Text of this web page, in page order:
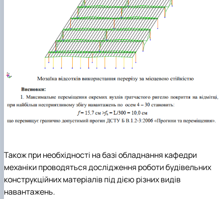
Також при необхідності на базі обладнання кафедри
механіки проводяться дослідження роботи будівельних
конструкційних матеріалів під дією різних видів
навантажень.